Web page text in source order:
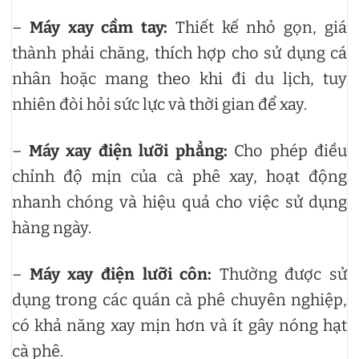
– Máy xay cầm tay: Thiết kế nhỏ gọn, giá
thành phải chăng, thích hợp cho sử dụng cá
nhân hoặc mang theo khi đi du lịch, tuy
nhiên đòi hỏi sức lực và thời gian để xay.
– Máy xay điện lưỡi phẳng: Cho phép điều
chỉnh độ mịn của cà phê xay, hoạt động
nhanh chóng và hiệu quả cho việc sử dụng
hàng ngày.
– Máy xay điện lưỡi côn: Thường được sử
dụng trong các quán cà phê chuyên nghiệp,
có khả năng xay mịn hơn và ít gây nóng hạt
cà phê.